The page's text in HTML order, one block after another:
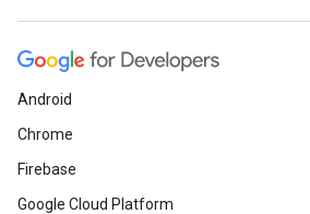
Android
Chrome
Firebase
Google Cloud Platform